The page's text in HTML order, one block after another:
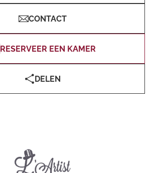
CONTACT
RESERVEER EEN KAMER
DELEN